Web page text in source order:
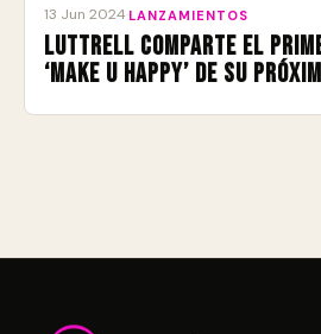
13 Jun 2024 LANZAMIENTOS
Luttrell comparte el
‘Make U Happy’ de su